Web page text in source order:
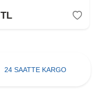
TL
24 SAATTE KARGO